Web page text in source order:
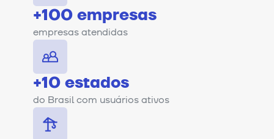
+100 empresas
empresas atendidas
+10 estados
do Brasil com usuários ativos